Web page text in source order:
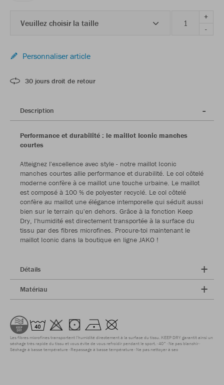
Veuillez choisir la taille
+
-
Personnaliser article
30 jours droit de retour
Description
Performance et durabilité : le maillot Iconic manches
courtes
Atteignez l'excellence avec style - notre maillot Iconic
manches courtes allie performance et durabilité. Le col côtelé
moderne confère à ce maillot une touche urbaine. Le maillot
est composé à 100 % de polyester recyclé. Le col côtelé
confère au maillot une élégance intemporelle qui séduit aussi
bien sur le terrain qu'en dehors. Grâce à la fonction Keep
Dry, l'humidité est directement transportée à la surface du
tissu par des fibres microfines. Procure-toi maintenant le
maillot Iconic dans la boutique en ligne JAKO !
Détails
Matériau
Les fibres microfines transportent l'humidité directement à la surface du tissu. KEEP DRY garantit ainsi un
séchage très rapide du tissu et vous évite de vous refroidir pendant le sport. 40° Ne pas blanchir
Séchage à basse température Repassage à basse température Ne pas nettoyer à sec